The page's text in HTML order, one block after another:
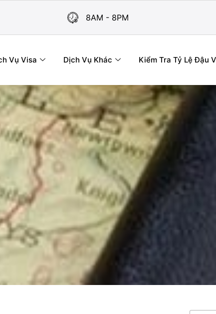
8AM - 8PM
Vụ Visa Dịch Vụ Khác Kiểm Tra Tỷ Lệ Đậu